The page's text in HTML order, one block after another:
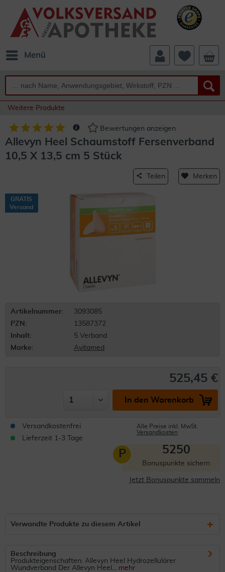
Menü
Weitere Produkte
Bewertungen anzeigen
Allevyn Heel Schaumstoff Fersenverband
10,5 X 13,5 cm 5 Stück
Teilen Merken
GRATIS
Versand
Artikelnummer:
3093085
PZN:
13587372
Inhalt:
5 Verband
Marke:
Avitamed
525,45 €
In den Warenkorb
Versandkostenfrei
Lieferzeit 1-3 Tage
Alle Preise inkl. MwSt.
Versandkosten
P 5250
Bonuspunkte sichern
Jetzt Bonuspunkte sammeln
Verwandte Produkte zu diesem Artikel
Beschreibung
Produkteigenschaften: Allevyn Heel Hydrozellulärer
Wundverband Der Allevyn Heel... mehr